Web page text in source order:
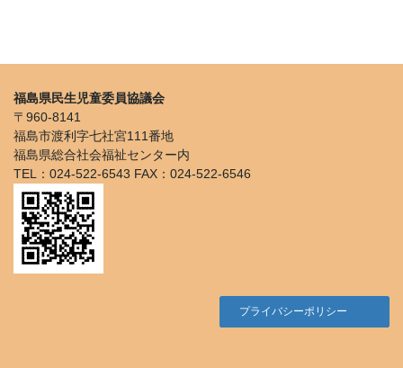
福島県民生児童委員協議会
〒960-8141
福島市渡利字七社宮111番地
福島県総合社会福祉センター内
TEL：024-522-6543 FAX：024-522-6546
プライバシーポリシー